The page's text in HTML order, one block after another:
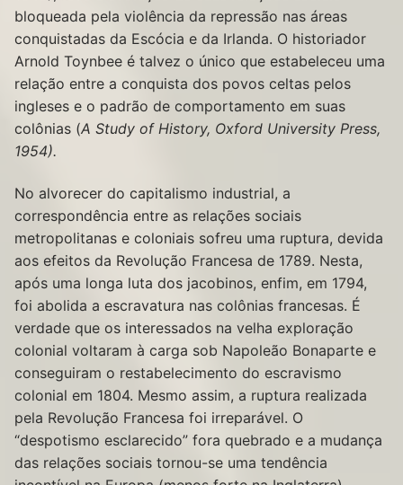
bloqueada pela violência da repressão nas áreas
conquistadas da Escócia e da Irlanda. O historiador
Arnold Toynbee é talvez o único que estabeleceu uma
relação entre a conquista dos povos celtas pelos
ingleses e o padrão de comportamento em suas
colônias (A Study of History, Oxford University Press,
1954).
No alvorecer do capitalismo industrial, a
correspondência entre as relações sociais
metropolitanas e coloniais sofreu uma ruptura, devida
aos efeitos da Revolução Francesa de 1789. Nesta,
após uma longa luta dos jacobinos, enfim, em 1794,
foi abolida a escravatura nas colônias francesas. É
verdade que os interessados na velha exploração
colonial voltaram à carga sob Napoleão Bonaparte e
conseguiram o restabelecimento do escravismo
colonial em 1804. Mesmo assim, a ruptura realizada
pela Revolução Francesa foi irreparável. O
“despotismo esclarecido” fora quebrado e a mudança
das relações sociais tornou-se uma tendência